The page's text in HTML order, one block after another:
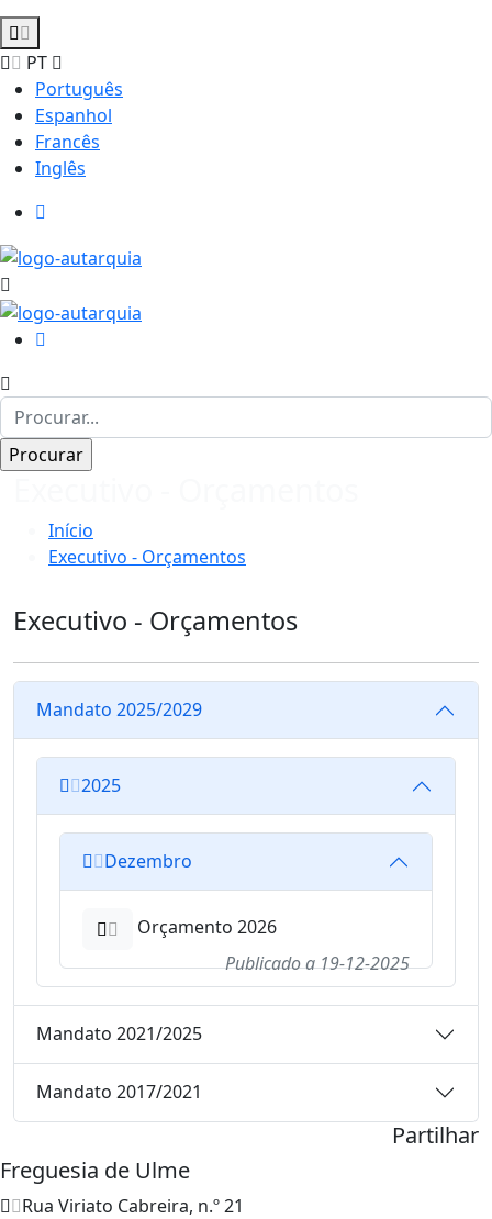
PT
Português
Espanhol
Francês
Inglês
Início
Executivo - Orçamentos
Executivo - Orçamentos
Mandato 2025/2029
2025
Dezembro
Orçamento 2026
Publicado a19-12-2025
Mandato 2021/2025
Mandato 2017/2021
Partilhar
Freguesia de Ulme
Rua Viriato Cabreira, n.º 21